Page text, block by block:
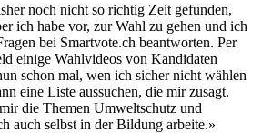
noch nicht so richtig Zeit gefunden,
ich habe vor, zur Wahl zu gehen und ich
bei Smartvote.ch beantworten. Per
einige Wahlvideos von Kandidaten
schon mal, wen ich sicher nicht wählen
eine Liste aussuchen, die mir zusagt.
die Themen Umweltschutz und
auch selbst in der Bildung arbeite.»